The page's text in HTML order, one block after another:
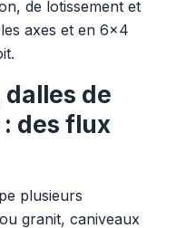
de lotissement et
axes et en 6x4
dalles de
des flux
plusieurs
granit, caniveaux